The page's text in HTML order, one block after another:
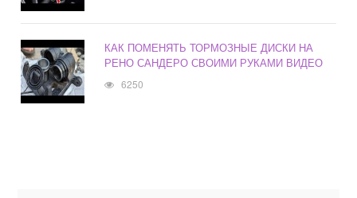
КАК ПОМЕНЯТЬ ТОРМОЗНЫЕ ДИСКИ НА
РЕНО САНДЕРО СВОИМИ РУКАМИ ВИДЕО
6250